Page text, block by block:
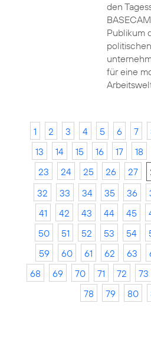
den
Publikum
für eine
1 2 3 4 5 6 7
13
14 15 16 17 18
23
24 25 26 27
32
33 34 35 36
41
42 43 44 45
50
51 52 53 54
59
60 61 62 63
68
69 70 71 72 73
78
79 80